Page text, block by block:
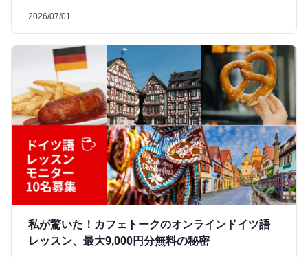
2026/07/01
私が驚いた！カフェトークのオンラインドイツ語
レッスン、最大9,000円分無料の秘密